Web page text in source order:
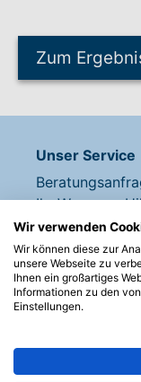
Zum
Unser Service
Ihr Weg zum
Ideen,
Hilfe + Kontakt
Newsletter
Produkte
Wir verwenden
Wir können diese zur
unsere Webseite zu
Ihnen ein großartiges
Informationen zu den
Einstellungen.